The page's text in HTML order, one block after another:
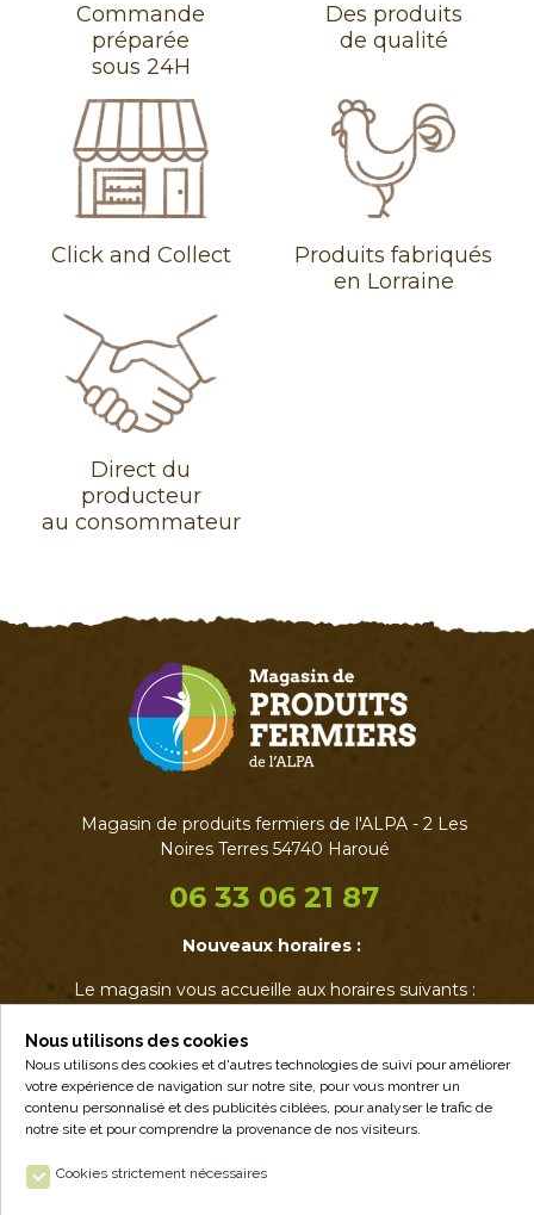
Commande
préparée
sous 24H
Des produits
de qualité
Click and Collect
Produits fabriqués
en Lorraine
Direct du
producteur
au consommateur
Magasin de produits fermiers de l'ALPA - 2 Les
Noires Terres 54740 Haroué
06 33 06 21 87
Nouveaux horaires :
Le magasin vous accueille aux horaires suivants :
• Jeudi : 17h - 19h
• Vendredi : 14h - 19h
• Samedi : 9h - 12h30
Nous utilisons des cookies
Nous utilisons des cookies et d'autres technologies de suivi pour améliorer
votre expérience de navigation sur notre site, pour vous montrer un
contenu personnalisé et des publicités ciblées, pour analyser le trafic de
notre site et pour comprendre la provenance de nos visiteurs.
Cookies strictement nécessaires